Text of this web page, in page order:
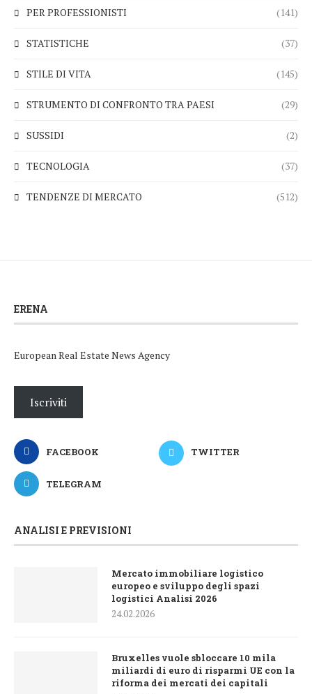
PER PROFESSIONISTI (141)
STATISTICHE (37)
STILE DI VITA (145)
STRUMENTO DI CONFRONTO TRA PAESI (29)
SUSSIDI (2)
TECNOLOGIA (37)
TENDENZE DI MERCATO (512)
ERENA
European Real Estate News Agency
Iscriviti
FACEBOOK TWITTER
TELEGRAM
ANALISI E PREVISIONI
Mercato immobiliare logistico
europeo e sviluppo degli spazi
logistici Analisi 2026
24.02.2026
Bruxelles vuole sbloccare 10 mila
miliardi di euro di risparmi UE con la
riforma dei mercati dei capitali